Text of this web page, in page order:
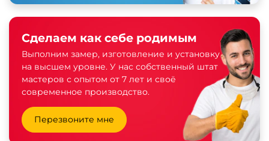
Сделаем как себе родимым
Выполним замер, изготовление и установку
на высшем уровне. У нас собственный штат
мастеров с опытом от 7 лет и своё
современное производство.
Перезвоните мне